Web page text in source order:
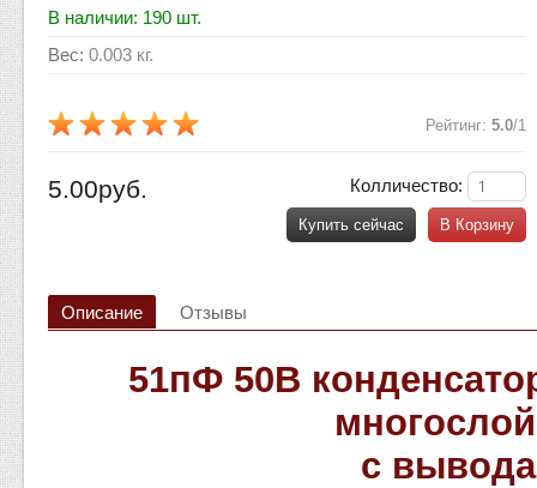
В наличии: 190 шт.
Вес: 0.003 кг.
Рейтинг: 5.0/1
Колличество:
В Корзину
Купить сейчас
5.00руб.
Описание Отзывы
51пФ 50В
с